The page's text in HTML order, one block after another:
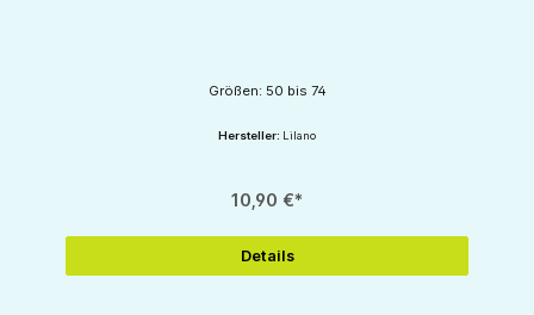
Größen: 50 bis 74
Hersteller: Lilano
10,90 €*
Details